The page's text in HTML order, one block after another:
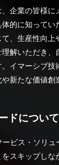
企業の皆様
的に知ってい
、生産性向上
解いただき
イマーシブ技
新たな価値創
ドについて
ビス・ソリュ
をスキップし